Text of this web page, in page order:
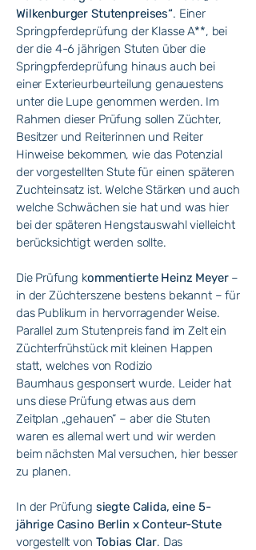
Wilkenburger Stutenpreises“. Einer
Springpferdeprüfung der Klasse A**, bei
der die 4-6 jährigen Stuten über die
Springpferdeprüfung hinaus auch bei
einer Exterieurbeurteilung genauestens
unter die Lupe genommen werden. Im
Rahmen dieser Prüfung sollen Züchter,
Besitzer und Reiterinnen und Reiter
Hinweise bekommen, wie das Potenzial
der vorgestellten Stute für einen späteren
Zuchteinsatz ist. Welche Stärken und auch
welche Schwächen sie hat und was hier
bei der späteren Hengstauswahl vielleicht
berücksichtigt werden sollte.
Die Prüfung kommentierte Heinz Meyer–
in der Züchterszene bestens bekannt – für
das Publikum in hervorragender Weise.
Parallel zum Stutenpreis fand im Zelt ein
Züchterfrühstück mit kleinen Happen
statt, welches von Rodizio
Baumhausgesponsert wurde. Leider hat
uns diese Prüfung etwas aus dem
Zeitplan „gehauen“ – aber die Stuten
waren es allemal wert und wir werden
beim nächsten Mal versuchen, hier besser
zu planen.
In der Prüfung siegte Calida, eine 5-
jährige Casino Berlin x Conteur-Stute
vorgestellt von Tobias Clar. Das